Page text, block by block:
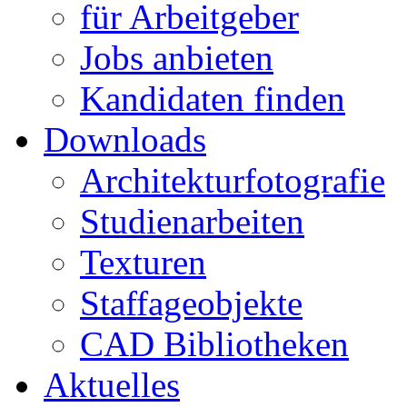
für Arbeitgeber
Jobs anbieten
Kandidaten finden
Downloads
Architekturfotografie
Studienarbeiten
Texturen
Staffageobjekte
CAD Bibliotheken
Aktuelles